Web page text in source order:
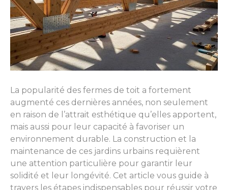
La popularité des fermes de toit a fortement
augmenté ces dernières années, non seulement
en raison de l’attrait esthétique qu’elles apportent,
mais aussi pour leur capacité à favoriser un
environnement durable. La construction et la
maintenance de ces jardins urbains requièrent
une attention particulière pour garantir leur
solidité et leur longévité. Cet article vous guide à
travers les étapes indispensables pour réussir votre